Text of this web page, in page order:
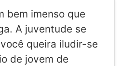
bem imenso que
A juventude se
queira iludir-se
de jovem de